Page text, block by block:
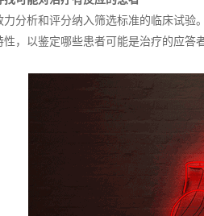
力分析和评分纳入筛选标准的临床试
，以鉴定哪些患者可能是治疗的应答